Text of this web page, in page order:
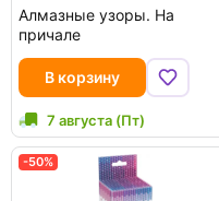
Алмазные узоры. На
причале
В корзину
7 августа (Пт)
-50%